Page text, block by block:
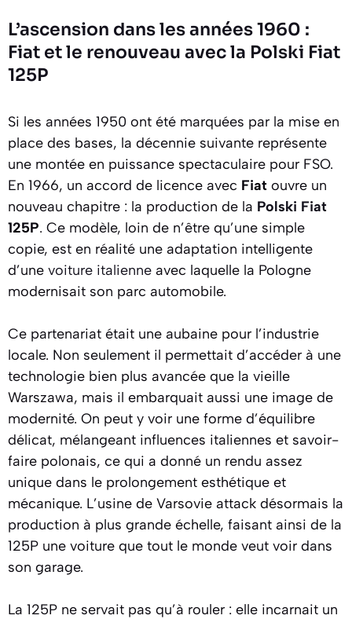
L’ascension dans les années 1960 :
Fiat et le renouveau avec la Polski Fiat
125P
Si les années 1950 ont été marquées par la mise en
place des bases, la décennie suivante représente
une montée en puissance spectaculaire pour FSO.
En 1966, un accord de licence avec Fiat ouvre un
nouveau chapitre : la production de la Polski Fiat
125P. Ce modèle, loin de n’être qu’une simple
copie, est en réalité une adaptation intelligente
d’une voiture italienne avec laquelle la Pologne
modernisait son parc automobile.
Ce partenariat était une aubaine pour l’industrie
locale. Non seulement il permettait d’accéder à une
technologie bien plus avancée que la vieille
Warszawa, mais il embarquait aussi une image de
modernité. On peut y voir une forme d’équilibre
délicat, mélangeant influences italiennes et savoir-
faire polonais, ce qui a donné un rendu assez
unique dans le prolongement esthétique et
mécanique. L’usine de Varsovie attack désormais la
production à plus grande échelle, faisant ainsi de la
125P une voiture que tout le monde veut voir dans
son garage.
La 125P ne servait pas qu’à rouler : elle incarnait un